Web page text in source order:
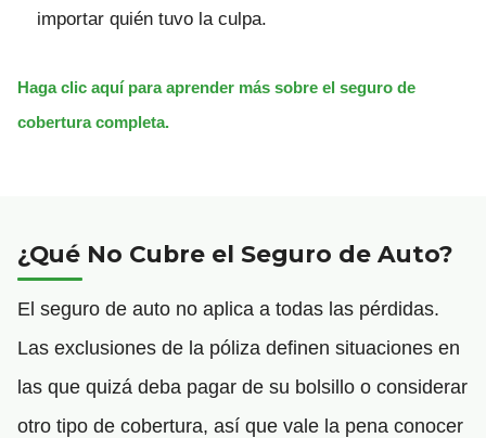
importar quién tuvo la culpa.
Haga clic aquí para aprender más sobre el seguro de
cobertura completa.
¿Qué No Cubre el Seguro de Auto?
El seguro de auto no aplica a todas las pérdidas.
Las exclusiones de la póliza definen situaciones en
las que quizá deba pagar de su bolsillo o considerar
otro tipo de cobertura, así que vale la pena conocer